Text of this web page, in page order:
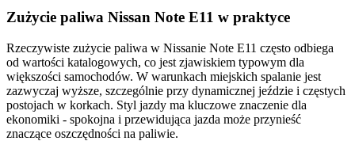
Zużycie paliwa Nissan Note E11 w praktyce
Rzeczywiste zużycie paliwa w Nissanie Note E11 często odbiega
od wartości katalogowych, co jest zjawiskiem typowym dla
większości samochodów. W warunkach miejskich spalanie jest
zazwyczaj wyższe, szczególnie przy dynamicznej jeździe i częstych
postojach w korkach. Styl jazdy ma kluczowe znaczenie dla
ekonomiki - spokojna i przewidująca jazda może przynieść
znaczące oszczędności na paliwie.